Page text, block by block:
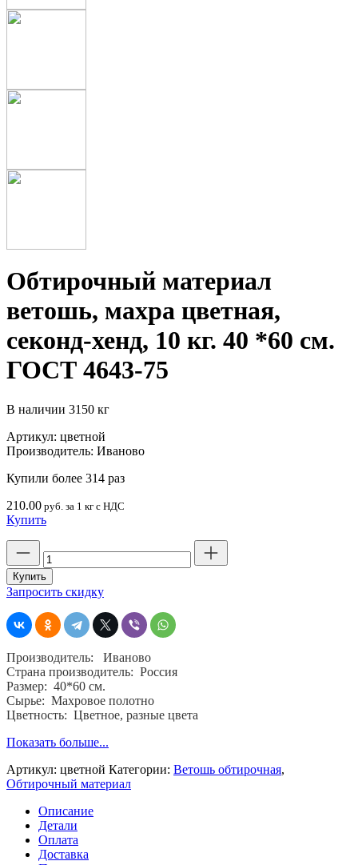
Обтирочный материал
ветошь, махра цветная,
секонд-хенд, 10 кг. 40 *60 см.
ГОСТ 4643-75
В наличии 3150 кг
Артикул: цветной
Производитель: Иваново
Купили более 314 раз
210.00 руб. за 1 кг с НДС
Купить
товара
Обтирочный
материал
махра
цветная,
хенд,
10
кг.
40
*60
ГОСТ
75
Купить
Запросить скидку
Производитель: Иваново
Страна производитель: Россия
Размер: 40*60 см.
Сырье: Махровое полотно
Цветность: Цветное, разные цвета
Показать больше...
Артикул: цветной Категории: Ветошь обтирочная,
Обтирочный материал
Описание
Детали
Оплата
Доставка